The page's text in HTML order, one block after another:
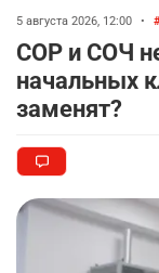
5 августа 2026, 12:00 •
СОР и СОЧ
начальных
заменят?